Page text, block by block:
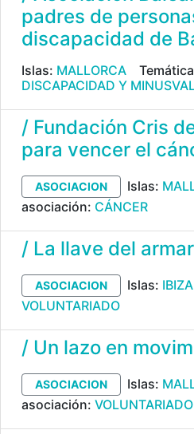
padres de
discapacidad de
Islas: MALLORCA
DISCAPACIDAD Y
/ Fundación Cris
para vencer el
ASOCIACION Islas:
asociación: CÁNCER
/ La llave del
ASOCIACION Islas: IBIZA
VOLUNTARIADO
/ Un lazo en
ASOCIACION Islas:
asociación: VOLUNTARIADO